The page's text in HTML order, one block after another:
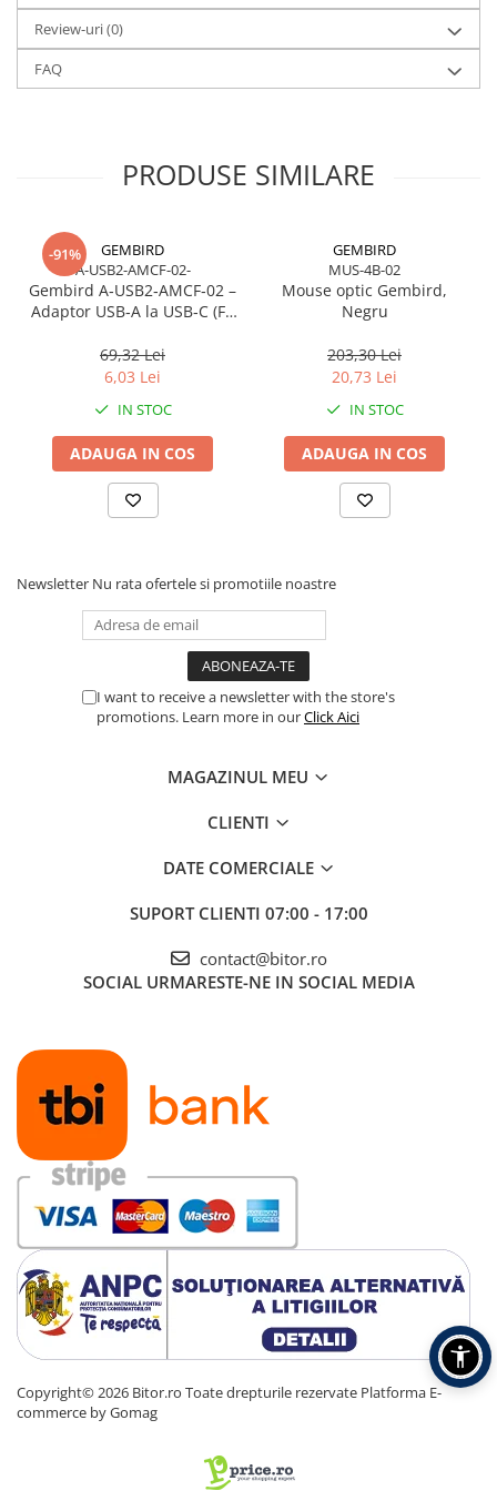
precizie maximă. Cu
, combinațiile complexe sunt
înregistrate perfect, indiferent de intensitatea jocului.
Este o tastatură profesională, compactă, robustă și optimizată
Review-uri(0)
FAQ
PRODUSE SIMILARE
-91%
GEMBIRD
A-USB2-AMCF-02-
Gembird A‑USB2‑AMCF‑02 –
Adaptor USB‑A la USB‑C (F),
69,32 Lei
6,03 Lei
IN STOC
ADAUGA IN COS
GEMBIRD
MUS-4B-02
Mouse optic Gembird,
Negru
203,30 Lei
20,73 Lei
IN STOC
ADAUGA IN COS
Newsletter Nu rata ofertele si promotiile noastre
I want to receive a newsletter with the store's
promotions. Learn more in ourClick Aici
MAGAZINUL MEU
CLIENTI
DATE COMERCIALE
SUPORT CLIENTI 07:00 - 17:00
contact@bitor.ro
SOCIAL URMARESTE-NE IN SOCIAL MEDIA
Copyright© 2026 Bitor.ro Toate drepturile rezervate Platforma E-
commerce by Gomag